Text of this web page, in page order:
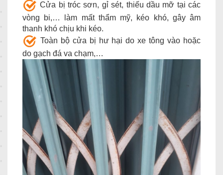
Cửa bị tróc sơn, gỉ sét, thiếu dầu mỡ tại các
vòng bi,… làm mất thẩm mỹ, kéo khó, gây âm
thanh khó chịu khi kéo.
Toàn bộ cửa bị hư hại do xe tông vào hoặc
do gạch đá va chạm,…